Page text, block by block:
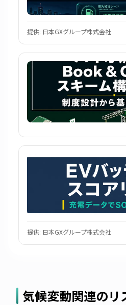
提供: 日本GXグループ株式会社
提供: 日本GXグループ株式会社
気候変動関連のリ